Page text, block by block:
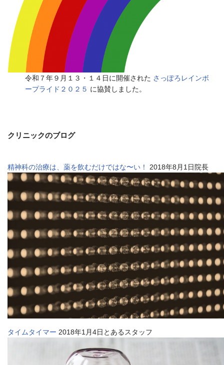
令和７年９月１３・１４日に開催された さっぽろレインボ
ープライド２０２５ に協賛しました。
クリニックのブログ
精神科の治療は、薬を飲むだけではな〜い！ 2018年8月1日院長
タイムタイマー 2018年1月4日とあるスタッフ